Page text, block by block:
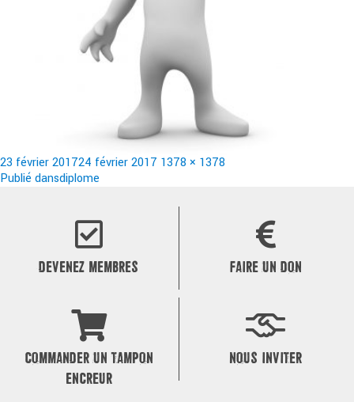
Publié
le
23 février 201724 février 2017 Taille
1378 × 1378
Navigation
Publié dansdiplome
DEVENEZ MEMBRES FAIRE UN DON
COMMANDER UN TAMPON
ENCREUR
NOUS INVITER